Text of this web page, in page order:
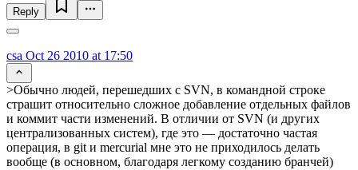
Reply
csa Oct 26 2010 at 17:50
>Обычно людей, перешедших с SVN, в командной строке
страшит относительно сложное добавление отдельных файлов
и коммит части изменений. В отличии от SVN (и других
централизованных систем), где это — достаточно частая
операция, в git и mercurial мне это не приходилось делать
вообще (в основном, благодаря легкому созданию бранчей)